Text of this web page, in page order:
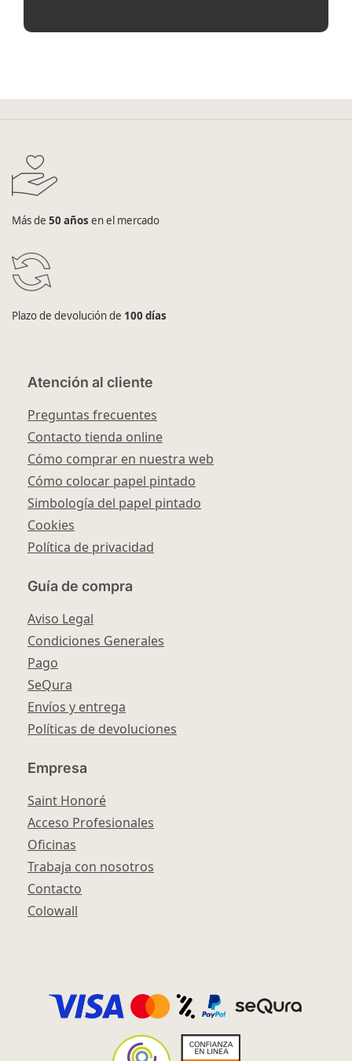
Más de 50 años en el mercado
Plazo de devolución de 100 días
Atención al cliente
Preguntas frecuentes
Contacto tienda online
Cómo comprar en nuestra web
Cómo colocar papel pintado
Simbología del papel pintado
Cookies
Política de privacidad
Guía de compra
Aviso Legal
Condiciones Generales
Pago
SeQura
Envíos y entrega
Políticas de devoluciones
Empresa
Saint Honoré
Acceso Profesionales
Oficinas
Trabaja con nosotros
Contacto
Colowall